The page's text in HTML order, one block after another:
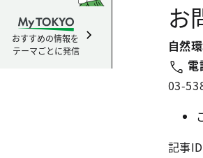
おすすめの情報を
テーマごとに発信
お
自然
電
03-
記事